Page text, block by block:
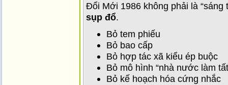
Đổi Mới 1986 không phải là “sáng
sụp đổ.
Bỏ tem phiếu
Bỏ bao cấp
Bỏ hợp tác xã kiểu ép buộc
Bỏ mô hình “nhà nước làm
Bỏ kế hoạch hóa cứng nhắc